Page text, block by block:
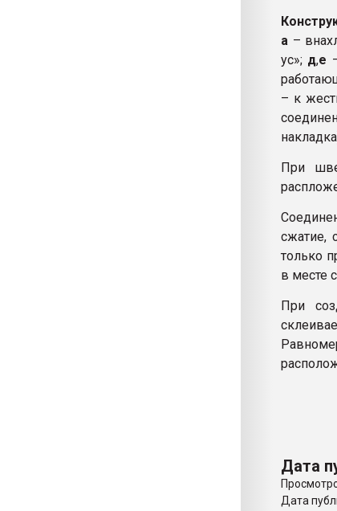
а –
ус»; д,е
– к
При
сжатие,
только
в месте
При
Дата
Дата